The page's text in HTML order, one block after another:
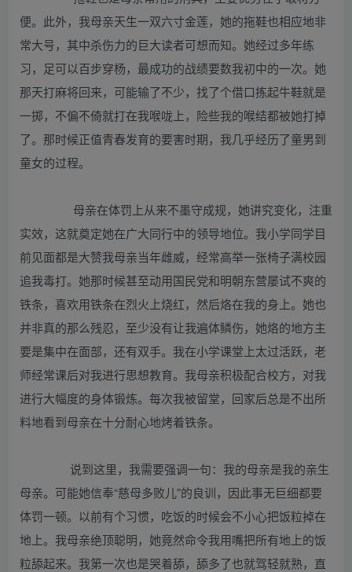
便。此外，我母亲天生一双六寸金莲，她的拖鞋也相应地非
常大号，其中杀伤力的巨大读者可想而知。她经过多年练
习，足可以百步穿杨，最成功的战绩要数我初中的一次。她
那天打麻将回来，可能输了不少，找了个借口拣起牛鞋就是
一掷，不偏不倚就打在我喉咙上，险些我的喉结都被她打掉
了。那时候正值青春发育的要害时期，我几乎经历了童男到
童女的过程。
母亲在体罚上从来不墨守成规，她讲究变化，注重
实效，这就奠定她在广大同行中的领导地位。我小学同学目
前见面都是大赞我母亲当年雌威，经常高举一张椅子满校园
追我毒打。她那时候甚至动用国民党和明朝东营屡试不爽的
铁条，喜欢用铁条在烈火上烧红，然后烙在我的身上。她也
并非真的那么残忍，至少没有让我遍体鳞伤，她烙的地方主
要是集中在面部，还有双手。我在小学课堂上太过活跃，老
师经常课后对我进行思想教育。我母亲积极配合校方，对我
进行大幅度的身体锻炼。每次我被留堂，回家后总是不出所
料地看到母亲在十分耐心地烤着铁条。
说到这里，我需要强调一句：我的母亲是我的亲生
母亲。可能她信奉“慈母多败儿”的良训，因此事无巨细都要
体罚一顿。以前有个习惯，吃饭的时候会不小心把饭粒掉在
地上。我母亲绝顶聪明，她竟然命令我用嘴把所有地上的饭
粒舔起来。我第一次也是哭着舔，舔多了也就驾轻就熟，直